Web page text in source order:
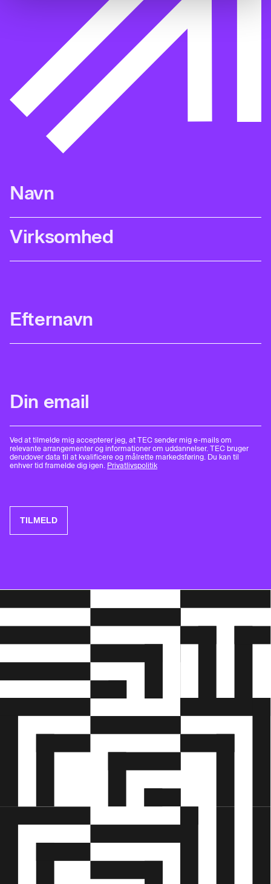
Ved at tilmelde mig accepterer jeg, at TEC sender mig e-mails om
relevante arrangementer og informationer om uddannelser. TEC bruger
derudover data til at kvalificere og målrette markedsføring. Du kan til
enhver tid framelde dig igen. Privatlivspolitik